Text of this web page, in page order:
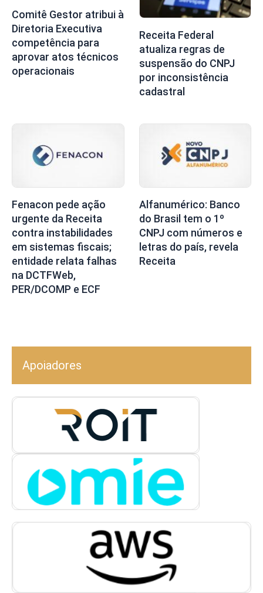
Comitê Gestor atribui à
Diretoria Executiva
competência para
aprovar atos técnicos
operacionais
Receita Federal
atualiza regras de
suspensão do CNPJ
por inconsistência
cadastral
Fenacon pede ação
urgente da Receita
contra instabilidades
em sistemas fiscais;
entidade relata falhas
na DCTFWeb,
PER/DCOMP e ECF
Alfanumérico: Banco
do Brasil tem o 1º
CNPJ com números e
letras do país, revela
Receita
Apoiadores